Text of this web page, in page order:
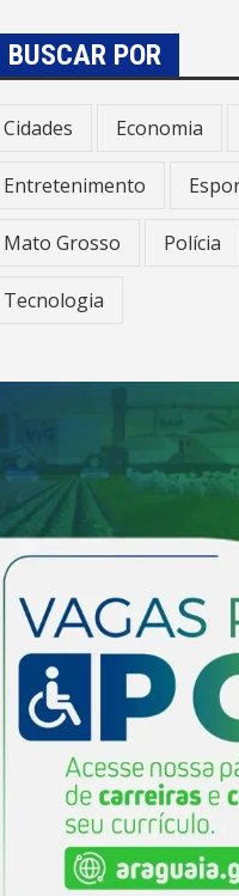
BUSCAR POR
Cidades Economia
Entretenimento
Mato Grosso Polícia
Tecnologia